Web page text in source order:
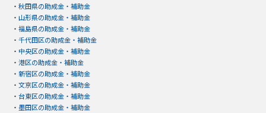
・ 秋田県の助成金・補助金
・ 山形県の助成金・補助金
・ 福島県の助成金・補助金
・ 千代田区の助成金・補助金
・ 中央区の助成金・補助金
・ 港区の助成金・補助金
・ 新宿区の助成金・補助金
・ 文京区の助成金・補助金
・ 台東区の助成金・補助金
・ 墨田区の助成金・補助金